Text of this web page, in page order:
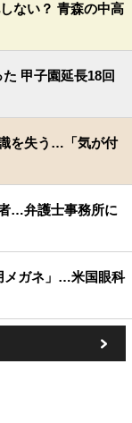
ない？ 青森の中高
甲子園延長18回
を失う…「気が付
…弁護士事務所に
メガネ」…米国眼科